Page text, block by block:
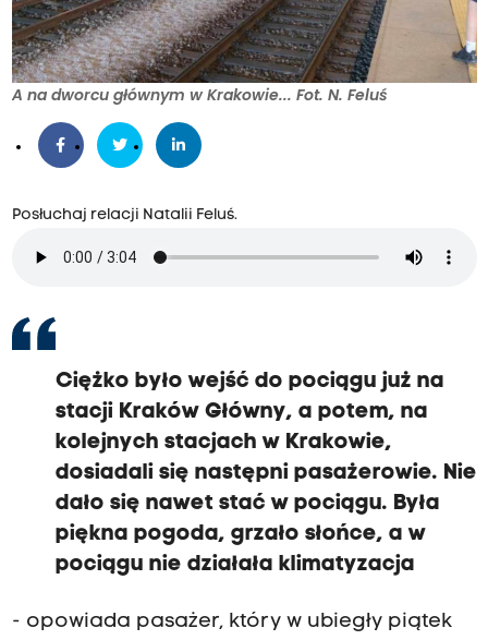
A na dworcu głównym w Krakowie... Fot. N. Feluś
Posłuchaj relacji Natalii Feluś.
Ciężko było wejść do pociągu już na
stacji Kraków Główny, a potem, na
kolejnych stacjach w Krakowie,
dosiadali się następni pasażerowie. Nie
dało się nawet stać w pociągu. Była
piękna pogoda, grzało słońce, a w
pociągu nie działała klimatyzacja
- opowiada pasażer, który w ubiegły piątek